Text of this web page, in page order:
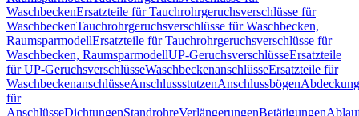
WaschbeckenErsatzteile für Tauchrohrgeruchsverschlüsse für
WaschbeckenTauchrohrgeruchsverschlüsse für Waschbecken,
RaumsparmodellErsatzteile für Tauchrohrgeruchsverschlüsse für
Waschbecken, RaumsparmodellUP-GeruchsverschlüsseErsatzteile
für UP-GeruchsverschlüsseWaschbeckenanschlüsseErsatzteile für
WaschbeckenanschlüsseAnschlussstutzenAnschlussbögen
für
AnschlüsseDichtungenStandrohreVerlängerungenBetätigungen